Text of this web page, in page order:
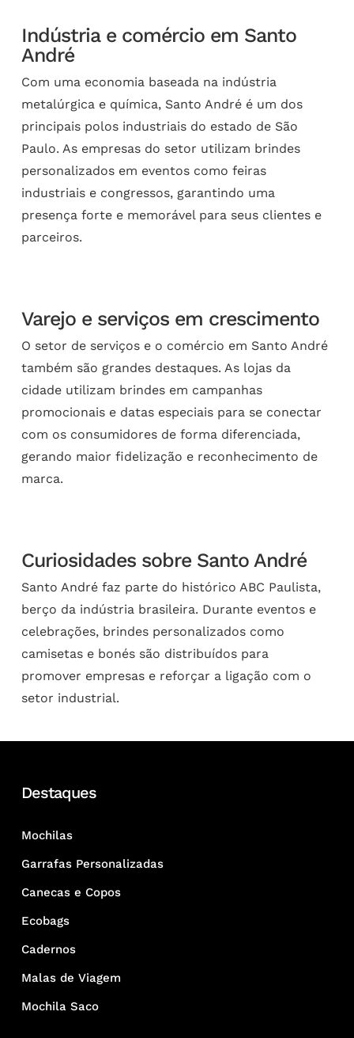
Indústria e comércio em Santo
André
Com uma economia baseada na indústria
metalúrgica e química, Santo André é um dos
principais polos industriais do estado de São
Paulo. As empresas do setor utilizam brindes
personalizados em eventos como feiras
industriais e congressos, garantindo uma
presença forte e memorável para seus clientes e
parceiros.
Varejo e serviços em crescimento
O setor de serviços e o comércio em Santo André
também são grandes destaques. As lojas da
cidade utilizam brindes em campanhas
promocionais e datas especiais para se conectar
com os consumidores de forma diferenciada,
gerando maior fidelização e reconhecimento de
marca.
Curiosidades sobre Santo André
Santo André faz parte do histórico ABC Paulista,
berço da indústria brasileira. Durante eventos e
celebrações, brindes personalizados como
camisetas e bonés são distribuídos para
promover empresas e reforçar a ligação com o
setor industrial.
Destaques
Mochilas
Garrafas Personalizadas
Canecas e Copos
Ecobags
Cadernos
Malas de Viagem
Mochila Saco